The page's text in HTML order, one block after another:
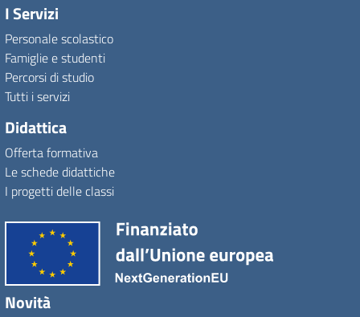
I Servizi
Personale scolastico
Famiglie e studenti
Percorsi di studio
Tutti i servizi
Didattica
Offerta formativa
Le schede didattiche
I progetti delle classi
Novità